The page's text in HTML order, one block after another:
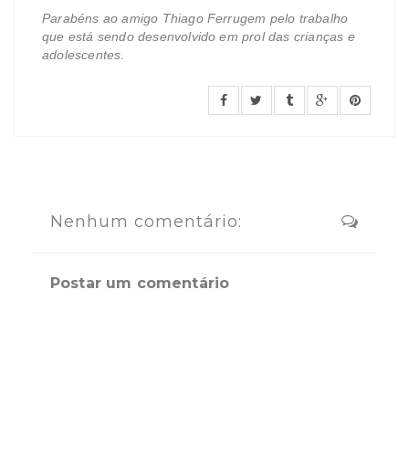
Parabéns ao amigo Thiago Ferrugem pelo trabalho
que está sendo desenvolvido em prol das crianças e
adolescentes.
Nenhum comentário:
Postar um comentário